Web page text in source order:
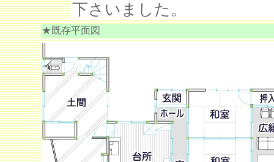
下さいました。
★既存平面図